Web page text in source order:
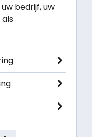
bedrijf, uw